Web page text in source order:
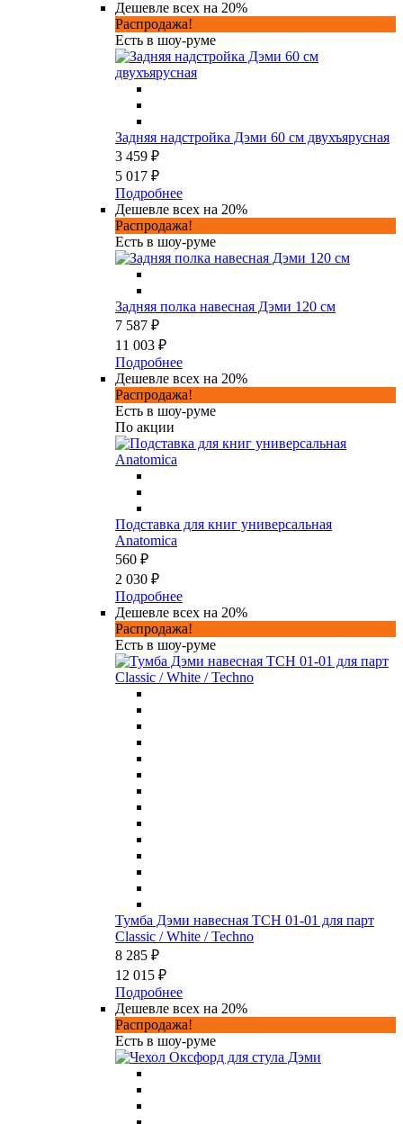
Дешевле всех на 20%
Распродажа!
Есть в шоу-руме
Задняя надстройка Дэми 60 см двухъярусная
3 459 ₽
5 017 ₽
Подробнее
Дешевле всех на 20%
Распродажа!
Есть в шоу-руме
Задняя полка навесная Дэми 120 см
7 587 ₽
11 003 ₽
Подробнее
Дешевле всех на 20%
Распродажа!
Есть в шоу-руме
По акции
Подставка для книг универсальная
Anatomica
560 ₽
2 030 ₽
Подробнее
Дешевле всех на 20%
Распродажа!
Есть в шоу-руме
Тумба Дэми навесная ТСН 01-01 для парт
Classic / White / Techno
8 285 ₽
12 015 ₽
Подробнее
Дешевле всех на 20%
Распродажа!
Есть в шоу-руме